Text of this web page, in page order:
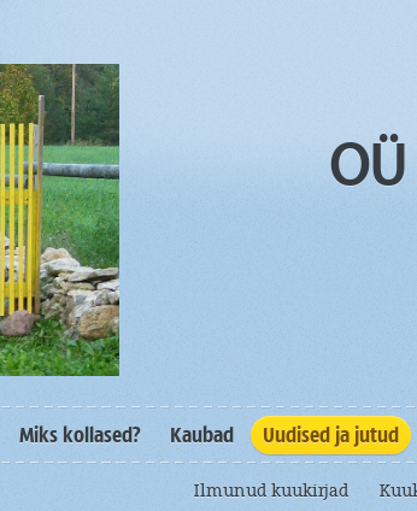
Miks kollased? Kaubad Uudised ja jutud
Ilmunud kuukirjad